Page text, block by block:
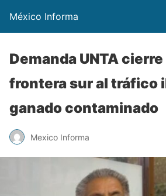
México Informa
Demanda UNTA
frontera sur al tráfico
ganado contaminado
Mexico Informa